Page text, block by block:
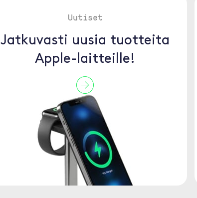
Uutiset
Jatkuvasti uusia tuotteita
Apple-laitteille!